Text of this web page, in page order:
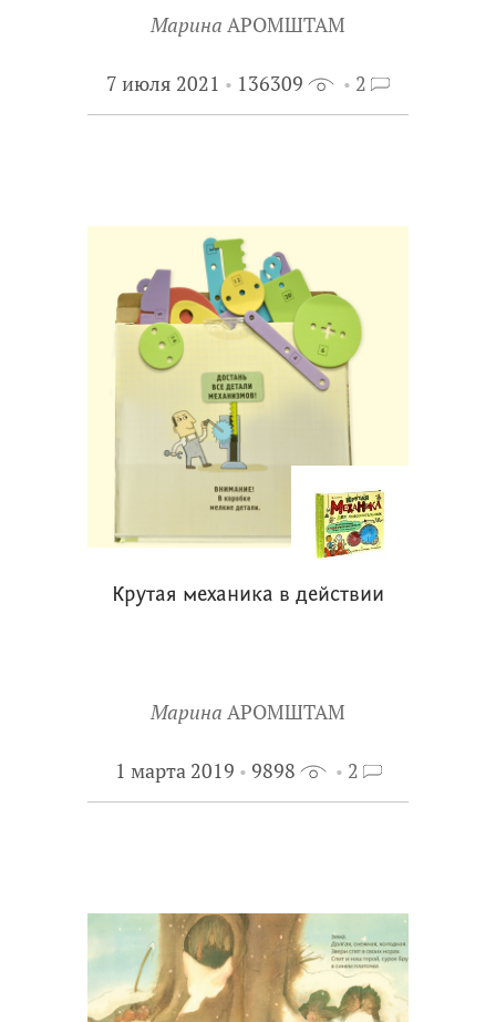
Марина АРОМШТАМ
7 июля 2021 136309 2
Крутая механика в действии
Марина АРОМШТАМ
1 марта 2019 9898 2